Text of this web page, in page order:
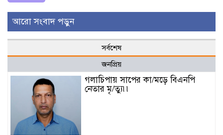
আরো সংবাদ পড়ুন
সর্বশেষ
জনপ্রিয়
গলাচিপায় সাপের কা/মড়ে বিএনপি
নেতার মৃ/ত্যু৷৷